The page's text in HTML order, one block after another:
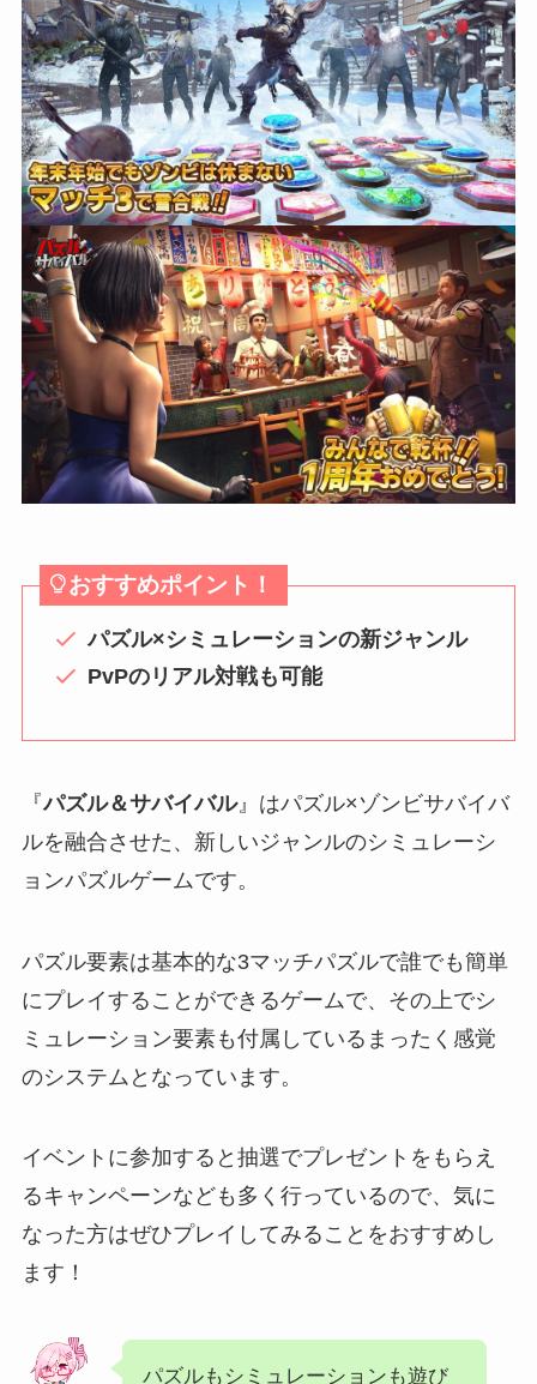
おすすめポイント！
パズル×シミュレーションの新ジャンル
PvPのリアル対戦も可能
『パズル＆サバイバル』はパズル×ゾンビサバイバ
ルを融合させた、新しいジャンルのシミュレーシ
ョンパズルゲームです。
パズル要素は基本的な3マッチパズルで誰でも簡単
にプレイすることができるゲームで、その上でシ
ミュレーション要素も付属しているまったく感覚
のシステムとなっています。
イベントに参加すると抽選でプレゼントをもらえ
るキャンペーンなども多く行っているので、気に
なった方はぜひプレイしてみることをおすすめし
ます！
パズルもシミュレーションも遊び